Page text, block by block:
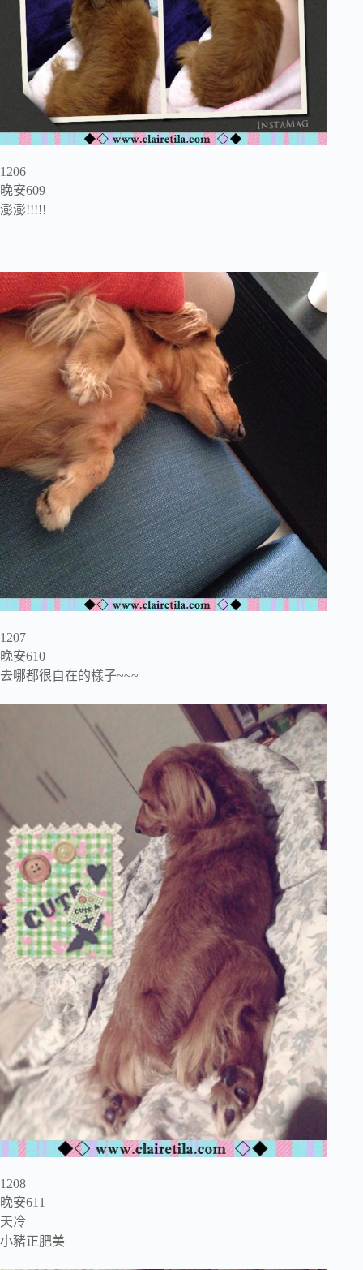
1206
晚安609
澎澎!!!!!
1207
晚安610
去哪都很自在的樣子~~~
1208
晚安611
天冷
小豬正肥美